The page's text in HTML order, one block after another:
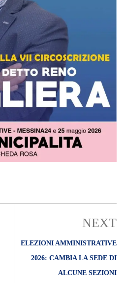
NEXT
ELEZIONI AMMINISTRATIVE
2026: CAMBIA LA SEDE DI
ALCUNE SEZIONI